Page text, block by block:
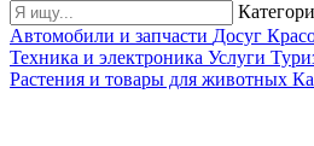
Автомобили и запчасти Досуг
Техника и электроника Услуги
Растения и товары для животных